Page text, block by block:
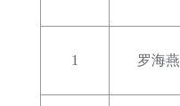
1 罗海燕